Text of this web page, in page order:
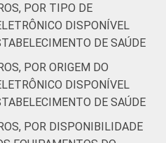
apoio à
diagnose e
terapia
-
UBS 100
POR TIPO DE
DISPONÍVEL
DE SAÚDE
POR ORIGEM DO
DISPONÍVEL
DE SAÚDE
POR DISPONIBILIDADE